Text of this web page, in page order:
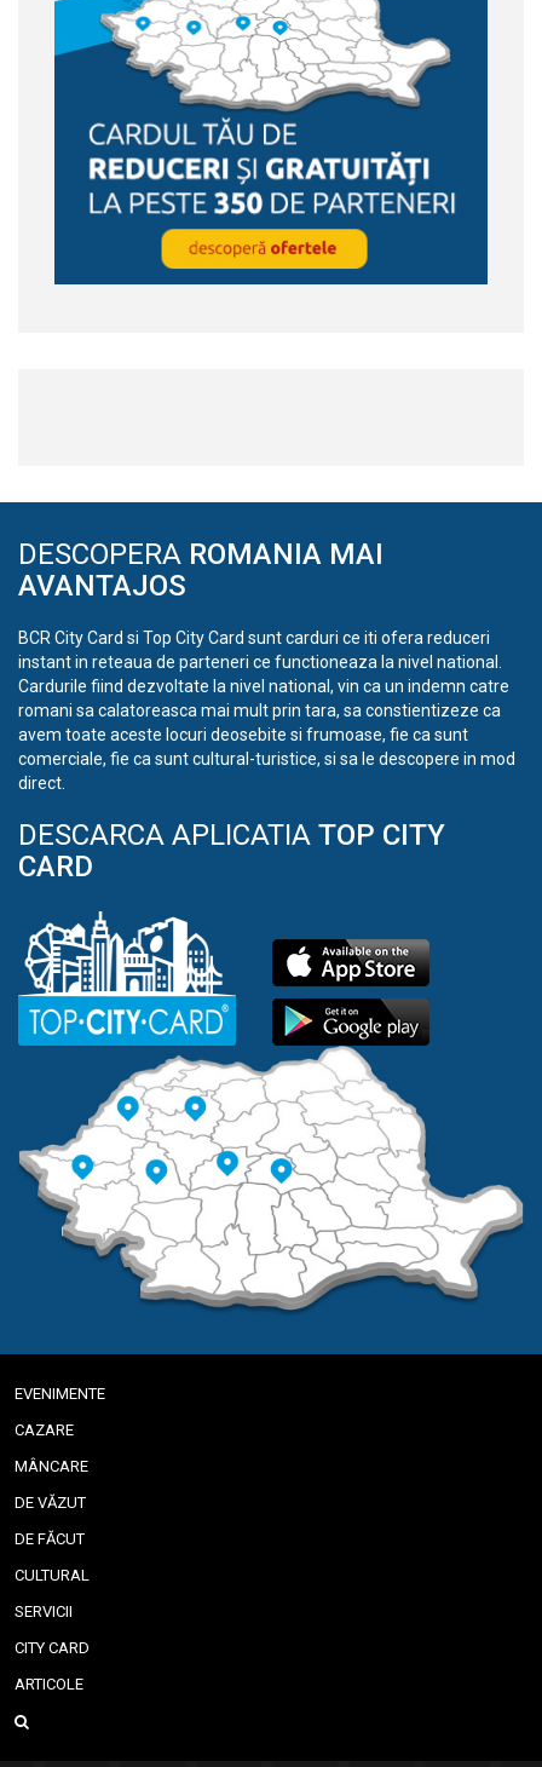
DESCOPERA ROMANIA MAI
AVANTAJOS
BCR City Card si Top City Card sunt carduri ce iti ofera reduceri
instant in reteaua de parteneri ce functioneaza la nivel national.
Cardurile fiind dezvoltate la nivel national, vin ca un indemn catre
romani sa calatoreasca mai mult prin tara, sa constientizeze ca
avem toate aceste locuri deosebite si frumoase, fie ca sunt
comerciale, fie ca sunt cultural-turistice, si sa le descopere in mod
direct.
DESCARCA APLICATIA TOP CITY
CARD
EVENIMENTE
CAZARE
MÂNCARE
DE VĂZUT
DE FĂCUT
CULTURAL
SERVICII
CITY CARD
ARTICOLE